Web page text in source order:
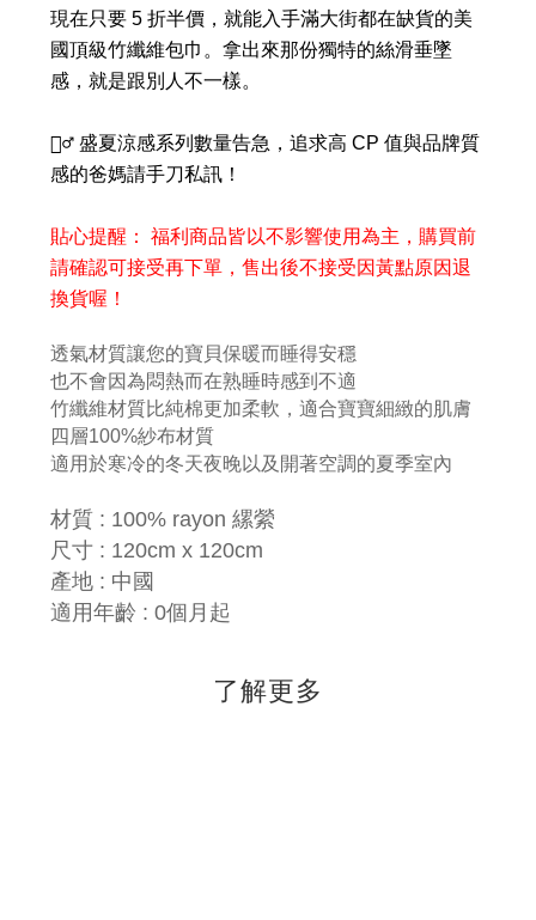
現在只要 5 折半價，就能入手滿大街都在缺貨的美
國頂級竹纖維包巾。拿出來那份獨特的絲滑垂墜
感，就是跟別人不一樣。
🏃‍♂️ 盛夏涼感系列數量告急，追求高 CP 值與品牌質
感的爸媽請手刀私訊！
貼心提醒： 福利商品皆以不影響使用為主，購買前
請確認可接受再下單，售出後不接受因黃點原因退
換貨喔！
透氣材質讓您的寶貝保暖而睡得安穩
也不會因為悶熱而在熟睡時感到不適
竹纖維材質比純棉更加柔軟，適合寶寶細緻的肌膚
四層100%紗布材質
適用於寒冷的冬天夜晚以及開著空調的夏季室內
材質 : 100% rayon 縲縈
尺寸 : 120cm x 120cm
產地 : 中國
適用年齡 : 0個月起
了解更多